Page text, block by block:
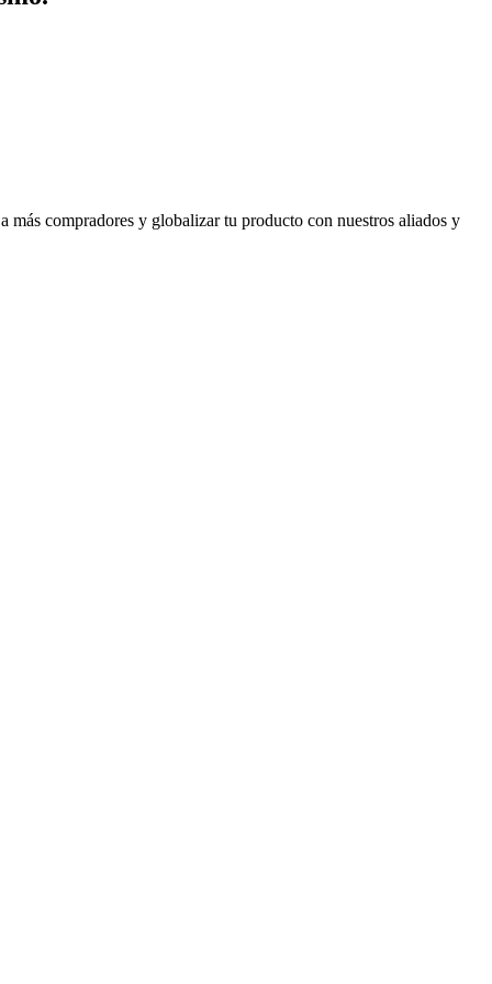
más compradores y globalizar tu producto con nuestros aliados y